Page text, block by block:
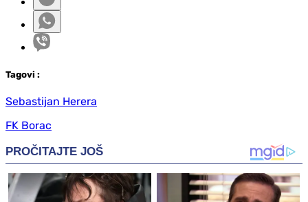
Tagovi :
Sebastijan Herera
FK Borac